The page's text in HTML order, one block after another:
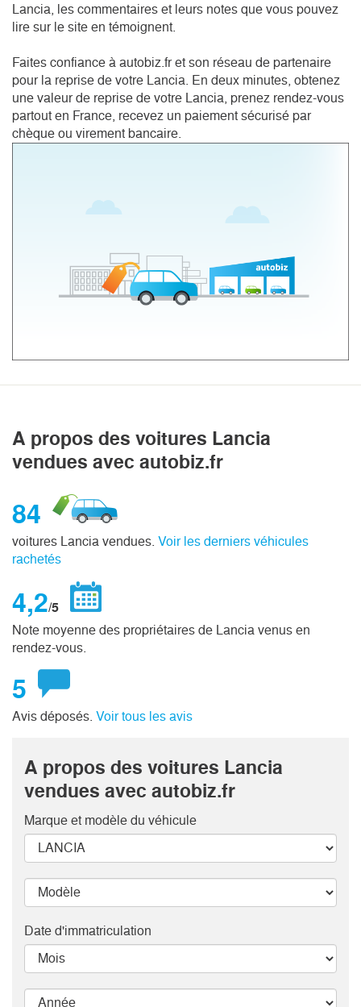
Lancia, les commentaires et leurs notes que vous pouvez
lire sur le site en témoignent.
Faites confiance à autobiz.fr et son réseau de partenaire
pour la reprise de votre Lancia. En deux minutes, obtenez
une valeur de reprise de votre Lancia, prenez rendez-vous
partout en France, recevez un paiement sécurisé par
chèque ou virement bancaire.
A propos des voitures Lancia
vendues avec autobiz.fr
84
voitures Lancia vendues. Voir les derniers véhicules
rachetés
4,2/5
Note moyenne des propriétaires de Lancia venus en
rendez-vous.
5
Avis déposés. Voir tous les avis
A propos des voitures Lancia
vendues avec autobiz.fr
Marque et modèle du véhicule
Date d'immatriculation